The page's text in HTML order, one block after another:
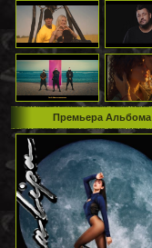
Премьера Альбома